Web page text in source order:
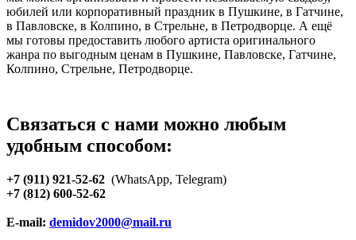
юбилей или корпоративный праздник в Пушкине, в Гатчине,
в Павловске, в Колпино, в Стрельне, в Петродворце. А ещё
мы готовы предоставить любого артиста оригинального
жанра по выгодным ценам в Пушкине, Павловске, Гатчине,
Колпино, Стрельне, Петродворце.
Связаться с нами можно любым
удобным способом:
+7 (911) 921-52-62 (WhatsApp, Telegram)
+7 (812) 600-52-62
E-mail: demidov2000@mail.ru